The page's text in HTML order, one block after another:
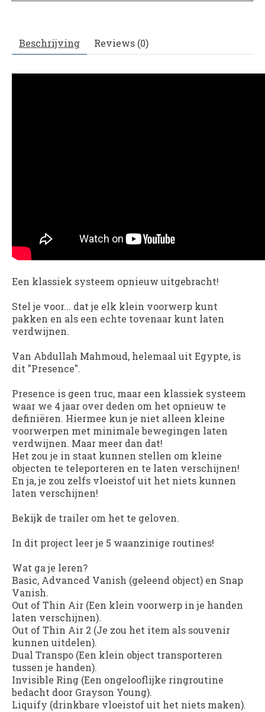
Beschrijving Reviews (0)
Een klassiek systeem opnieuw uitgebracht!
Stel je voor... dat je elk klein voorwerp kunt
pakken en als een echte tovenaar kunt laten
verdwijnen.
Van Abdullah Mahmoud, helemaal uit Egypte, is
dit "Presence".
Presence is geen truc, maar een klassiek systeem
waar we 4 jaar over deden om het opnieuw te
definiëren. Hiermee kun je niet alleen kleine
voorwerpen met minimale bewegingen laten
verdwijnen. Maar meer dan dat!
Het zou je in staat kunnen stellen om kleine
objecten te teleporteren en te laten verschijnen!
En ja, je zou zelfs vloeistof uit het niets kunnen
laten verschijnen!
Bekijk de trailer om het te geloven.
In dit project leer je 5 waanzinige routines!
Wat ga je leren?
Basic, Advanced Vanish (geleend object) en Snap
Vanish.
Out of Thin Air (Een klein voorwerp in je handen
laten verschijnen).
Out of Thin Air 2 (Je zou het item als souvenir
kunnen uitdelen).
Dual Transpo (Een klein object transporteren
tussen je handen).
Invisible Ring (Een ongelooflijke ringroutine
bedacht door Grayson Young).
Liquify (drinkbare vloeistof uit het niets maken).